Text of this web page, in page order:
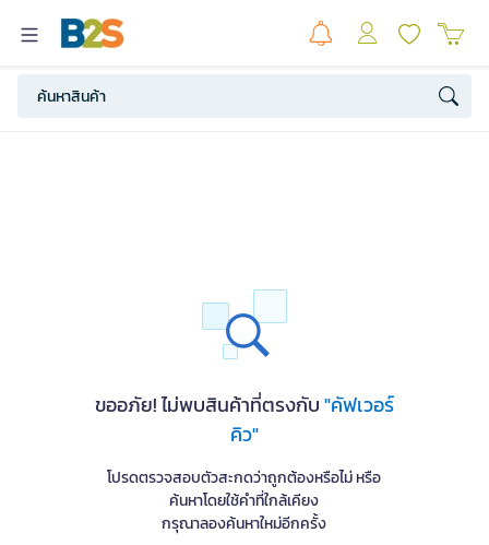
ขออภัย! ไม่พบสินค้าที่ตรงกับ"คัฟเวอร์
คิว"
โปรดตรวจสอบตัวสะกดว่าถูกต้องหรือไม่ หรือ
ค้นหาโดยใช้คำที่ใกล้เคียง
กรุณาลองค้นหาใหม่อีกครั้ง